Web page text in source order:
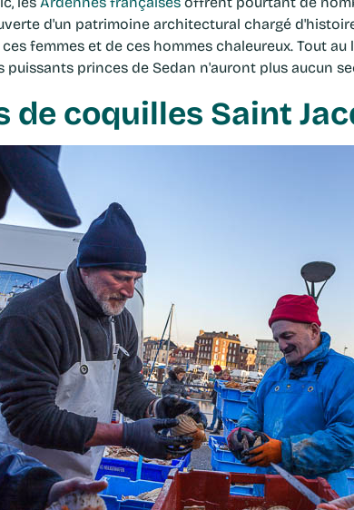
d'un patrimoine architectural chargé
femmes et de ces hommes chaleureux. Tout
puissants princes de Sedan n'auront plus aucun
de coquilles Saint